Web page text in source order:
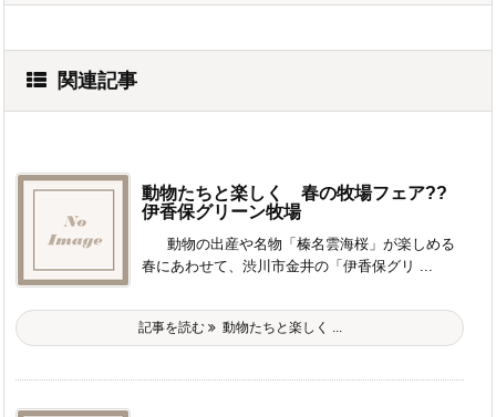
関連記事
動物たちと楽しく 春の牧場フェア??
伊香保グリーン牧場
動物の出産や名物「榛名雲海桜」が楽しめる
春にあわせて、渋川市金井の「伊香保グリ ...
記事を読む 動物たちと楽しく ...